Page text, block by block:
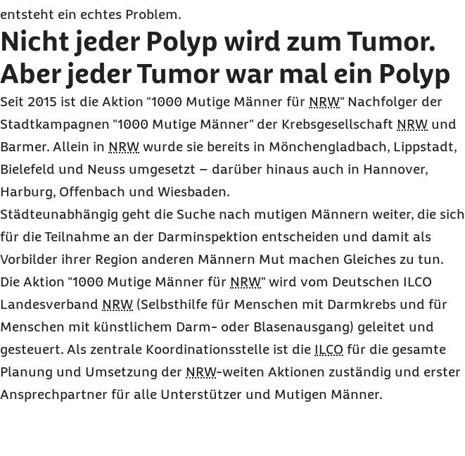
entsteht ein echtes Problem.
Nicht jeder Polyp wird zum Tumor.
Aber jeder Tumor war mal ein Polyp
Seit 2015 ist die Aktion "1000 Mutige Männer für NRW" Nachfolger der
Stadtkampagnen "1000 Mutige Männer" der Krebsgesellschaft NRW und
Barmer. Allein in NRW wurde sie bereits in Mönchengladbach, Lippstadt,
Bielefeld und Neuss umgesetzt – darüber hinaus auch in Hannover,
Harburg, Offenbach und Wiesbaden.
Städteunabhängig geht die Suche nach mutigen Männern weiter, die sich
für die Teilnahme an der Darminspektion entscheiden und damit als
Vorbilder ihrer Region anderen Männern Mut machen Gleiches zu tun.
Die Aktion "1000 Mutige Männer für NRW" wird vom Deutschen ILCO
Landesverband NRW (Selbsthilfe für Menschen mit Darmkrebs und für
Menschen mit künstlichem Darm- oder Blasenausgang) geleitet und
gesteuert. Als zentrale Koordinationsstelle ist die ILCO für die gesamte
Planung und Umsetzung der NRW-weiten Aktionen zuständig und erster
Ansprechpartner für alle Unterstützer und Mutigen Männer.